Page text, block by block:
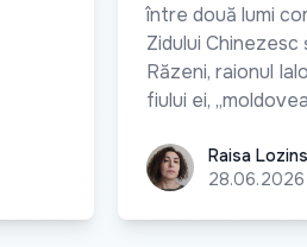
între două lumi
Zidului Chinezesc
Răzeni, raionul
fiului ei,
Raisa Lozinschi-
Raisa
28.06.2026